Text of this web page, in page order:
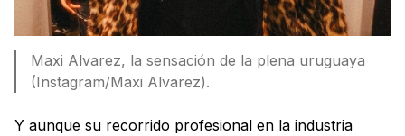
Maxi Alvarez, la sensación de la plena uruguaya
(Instagram/Maxi Alvarez).
Y aunque su recorrido profesional en la industria